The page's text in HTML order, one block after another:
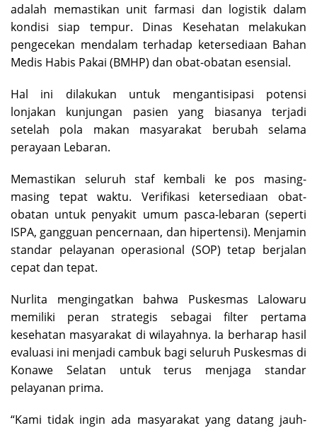
adalah memastikan unit farmasi dan logistik dalam
kondisi siap tempur. Dinas Kesehatan melakukan
pengecekan mendalam terhadap ketersediaan Bahan
Medis Habis Pakai (BMHP) dan obat-obatan esensial.
Hal ini dilakukan untuk mengantisipasi potensi
lonjakan kunjungan pasien yang biasanya terjadi
setelah pola makan masyarakat berubah selama
perayaan Lebaran.
Memastikan seluruh staf kembali ke pos masing-
masing tepat waktu. Verifikasi ketersediaan obat-
obatan untuk penyakit umum pasca-lebaran (seperti
ISPA, gangguan pencernaan, dan hipertensi). Menjamin
standar pelayanan operasional (SOP) tetap berjalan
cepat dan tepat.
Nurlita mengingatkan bahwa Puskesmas Lalowaru
memiliki peran strategis sebagai filter pertama
kesehatan masyarakat di wilayahnya. Ia berharap hasil
evaluasi ini menjadi cambuk bagi seluruh Puskesmas di
Konawe Selatan untuk terus menjaga standar
pelayanan prima.
“Kami tidak ingin ada masyarakat yang datang jauh-